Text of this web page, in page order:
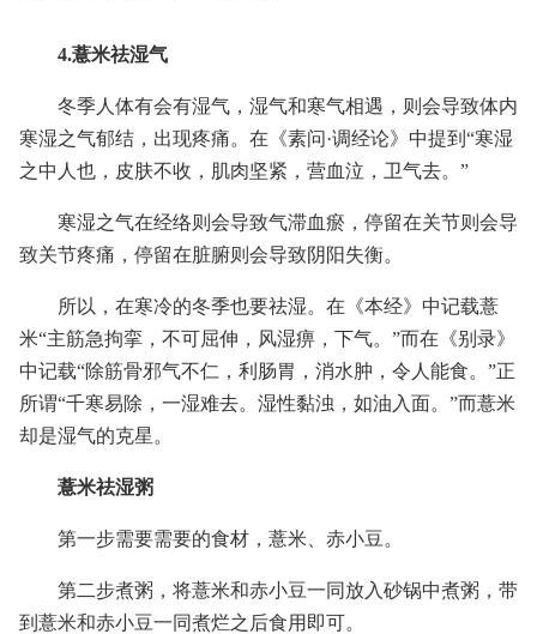
4.薏米祛湿气
冬季人体有会有湿气，湿气和寒气相遇，则会导致体内
寒湿之气郁结，出现疼痛。在《素问·调经论》中提到“寒湿
之中人也，皮肤不收，肌肉坚紧，营血泣，卫气去。”
寒湿之气在经络则会导致气滞血瘀，停留在关节则会导
致关节疼痛，停留在脏腑则会导致阴阳失衡。
所以，在寒冷的冬季也要祛湿。在《本经》中记载薏
米“主筋急拘挛，不可屈伸，风湿痹，下气。”而在《别录》
中记载“除筋骨邪气不仁，利肠胃，消水肿，令人能食。”正
所谓“千寒易除，一湿难去。湿性黏浊，如油入面。”而薏米
却是湿气的克星。
薏米祛湿粥
第一步需要需要的食材，薏米、赤小豆。
第二步煮粥，将薏米和赤小豆一同放入砂锅中煮粥，带
到薏米和赤小豆一同煮烂之后食用即可。